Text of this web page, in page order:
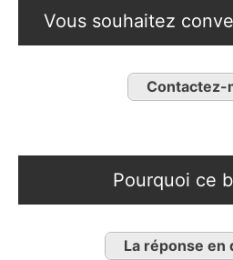
Vous souhaitez
Contactez-
Pourquoi ce
La réponse en